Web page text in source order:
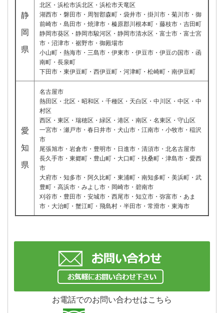
静
岡
県
北区・浜松市浜北区・浜松市天竜区
湖西市・磐田市・周智郡森町・袋井市・掛川市・菊川市・御
前崎市・島田市・焼津市・榛原郡川根本町・藤枝市・吉田町
静岡市葵区・静岡市駿河区・静岡市清水区・富士市・富士宮
市・沼津市・裾野市・御殿場市
小山町・熱海市・三島市・伊東市・伊豆市・伊豆の国市・函
南町・長泉町
下田市・東伊豆町・西伊豆町・河津町・松崎町・南伊豆町
愛
知
県
名古屋市
熱田区・北区・昭和区・千種区・天白区・中川区・中区・中
村区
西区・東区・瑞穂区・緑区・港区・南区・名東区・守山区
一宮市・瀬戸市・春日井市・犬山市・江南市・小牧市・稲沢
市
尾張旭市・岩倉市・豊明市・日進市・清須市・北名古屋市
長久手市・東郷町・豊山町・大口町・扶桑町・津島市・愛西
市
大府市・知多市・阿久比町・東浦町・南知多町・美浜町・武
豊町・高浜市・みよし市・岡崎市・碧南市
刈谷市・豊田市・安城市・西尾市・知立市・弥富市・あま
市・大治町・蟹江町・飛島村・半田市・常滑市・東海市
お電話でのお問い合わせはこちら